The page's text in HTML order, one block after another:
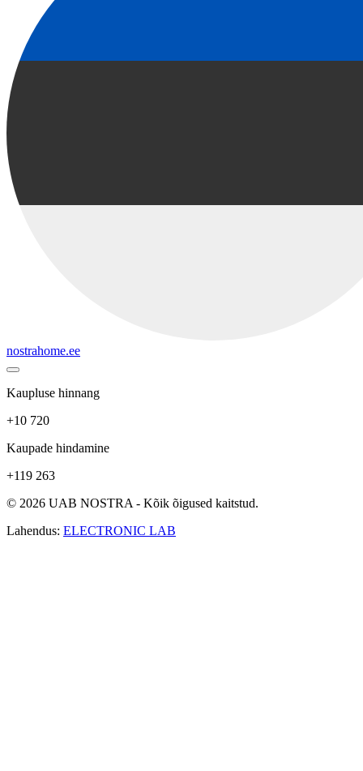
nostrahome.ee
Kaupluse hinnang
+10 720
Kaupade hindamine
+119 263
© 2026 UAB NOSTRA - Kõik õigused kaitstud.
Lahendus: ELECTRONIC LAB